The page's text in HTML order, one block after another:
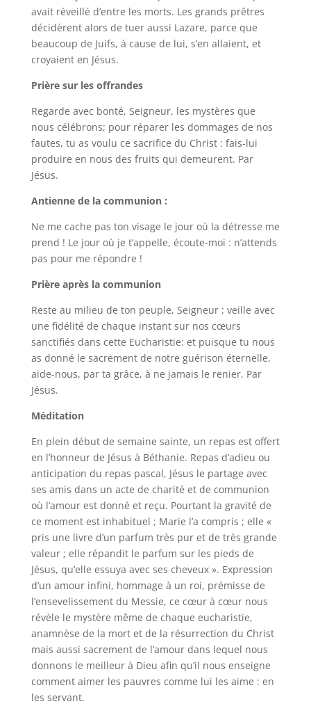
avait réveillé d’entre les morts. Les grands prêtres
décidèrent alors de tuer aussi Lazare, parce que
beaucoup de Juifs, à cause de lui, s’en allaient, et
croyaient en Jésus.
Prière sur les offrandes
Regarde avec bonté, Seigneur, les mystères que
nous célébrons; pour réparer les dommages de nos
fautes, tu as voulu ce sacrifice du Christ : fais-lui
produire en nous des fruits qui demeurent. Par
Jésus.
Antienne de la communion :
Ne me cache pas ton visage le jour où la détresse me
prend ! Le jour où je t’appelle, écoute-moi : n’attends
pas pour me répondre !
Prière après la communion
Reste au milieu de ton peuple, Seigneur ; veille avec
une fidélité de chaque instant sur nos cœurs
sanctifiés dans cette Eucharistie: et puisque tu nous
as donné le sacrement de notre guérison éternelle,
aide-nous, par ta grâce, à ne jamais le renier. Par
Jésus.
Méditation
En plein début de semaine sainte, un repas est offert
en l’honneur de Jésus à Béthanie. Repas d’adieu ou
anticipation du repas pascal, Jésus le partage avec
ses amis dans un acte de charité et de communion
où l’amour est donné et reçu. Pourtant la gravité de
ce moment est inhabituel ; Marie l’a compris ; elle «
pris une livre d’un parfum très pur et de très grande
valeur ; elle répandit le parfum sur les pieds de
Jésus, qu’elle essuya avec ses cheveux ». Expression
d’un amour infini, hommage à un roi, prémisse de
l’ensevelissement du Messie, ce cœur à cœur nous
révèle le mystère même de chaque eucharistie,
anamnèse de la mort et de la résurrection du Christ
mais aussi sacrement de l’amour dans lequel nous
donnons le meilleur à Dieu afin qu’il nous enseigne
comment aimer les pauvres comme lui les aime : en
les servant.